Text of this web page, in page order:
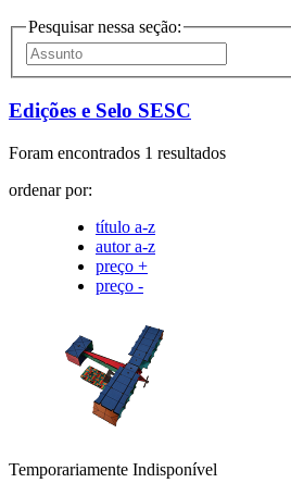
Pesquisar nessa seção:
Edições e Selo SESC
Foram encontrados 1 resultados
ordenar por:
título a-z
autor a-z
preço +
preço -
Temporariamente Indisponível